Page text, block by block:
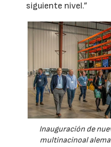
siguiente nivel.”
Inauguración de
multinacinoal